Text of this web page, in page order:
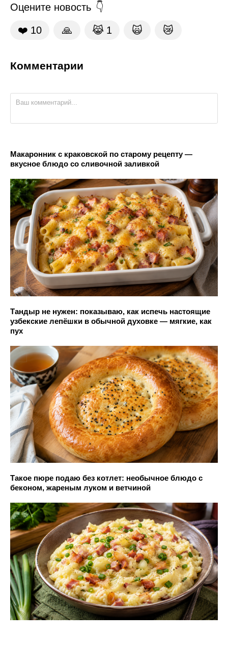
Оцените новость
❤️ 10 🙏 😹 1 🙀 😿
Комментарии
Макаронник с краковской по старому рецепту —
вкусное блюдо со сливочной заливкой
Тандыр не нужен: показываю, как испечь настоящие
узбекские лепёшки в обычной духовке — мягкие, как
пух
Такое пюре подаю без котлет: необычное блюдо с
беконом, жареным луком и ветчиной